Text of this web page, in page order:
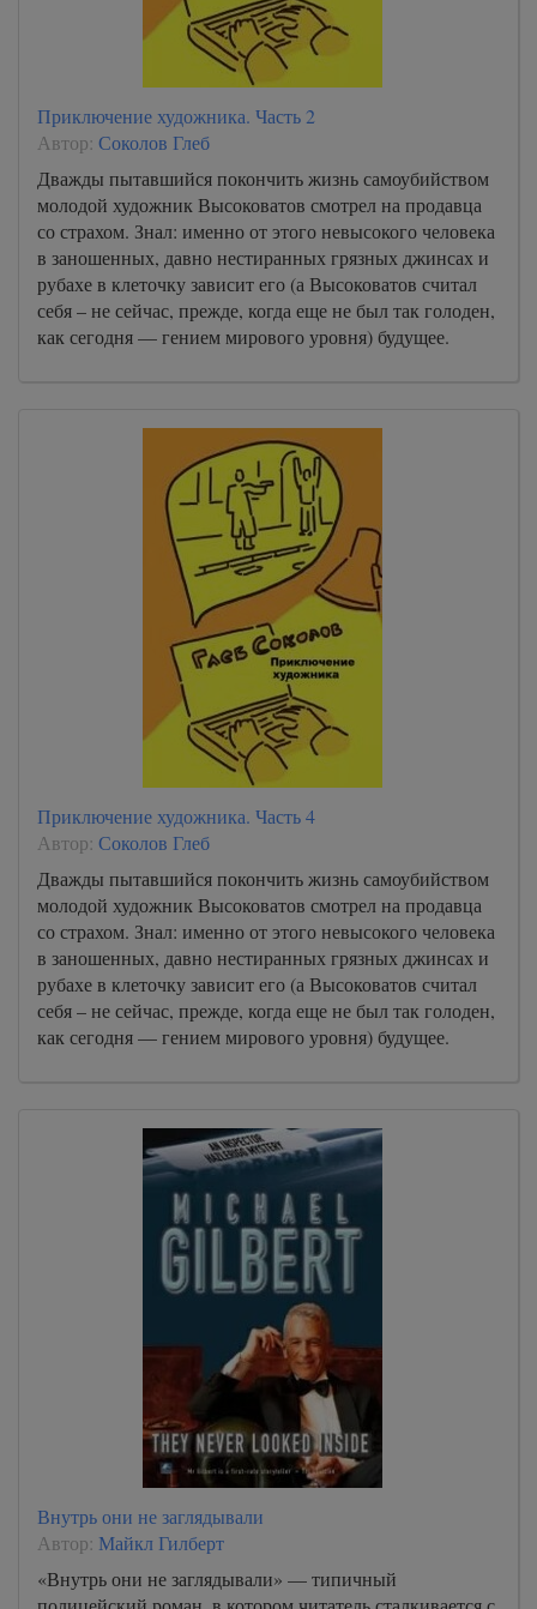
Приключение художника. Часть 2
Автор: Соколов Глеб
Дважды пытавшийся покончить жизнь самоубийством
молодой художник Высоковатов смотрел на продавца
со страхом. Знал: именно от этого невысокого человека
в заношенных, давно нестиранных грязных джинсах и
рубахе в клеточку зависит его (а Высоковатов считал
себя – не сейчас, прежде, когда еще не был так голоден,
как сегодня — гением мирового уровня) будущее.
Приключение художника. Часть 4
Автор: Соколов Глеб
Дважды пытавшийся покончить жизнь самоубийством
молодой художник Высоковатов смотрел на продавца
со страхом. Знал: именно от этого невысокого человека
в заношенных, давно нестиранных грязных джинсах и
рубахе в клеточку зависит его (а Высоковатов считал
себя – не сейчас, прежде, когда еще не был так голоден,
как сегодня — гением мирового уровня) будущее.
Внутрь они не заглядывали
Автор: Майкл Гилберт
«Внутрь они не заглядывали» — типичный